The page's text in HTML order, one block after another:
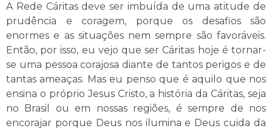
A Rede Cáritas deve ser imbuída de uma atitude de
prudência e coragem, porque os desafios são
enormes e as situações nem sempre são favoráveis.
Então, por isso, eu vejo que ser Cáritas hoje é tornar-
se uma pessoa corajosa diante de tantos perigos e de
tantas ameaças. Mas eu penso que é aquilo que nos
ensina o próprio Jesus Cristo, a história da Cáritas, seja
no Brasil ou em nossas regiões, é sempre de nos
encorajar porque Deus nos ilumina e Deus cuida da